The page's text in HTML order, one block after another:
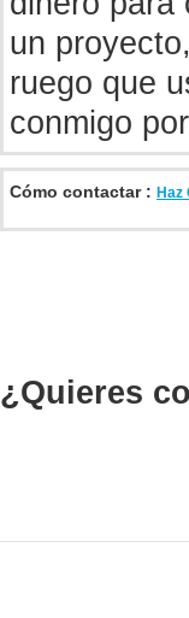
un
ruego que
conmigo
Cómo contactar : Haz
¿Quieres